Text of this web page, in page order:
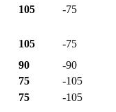
105 -75
105
-75
90
-90
75
-105
75
-105